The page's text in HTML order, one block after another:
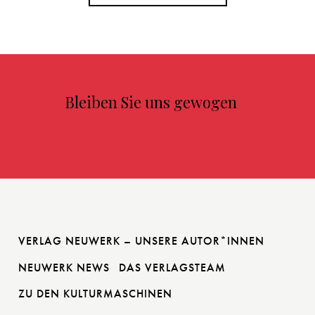
Bleiben Sie uns gewogen
VERLAG NEUWERK – UNSERE AUTOR*INNEN
NEUWERK NEWS
DAS VERLAGSTEAM
ZU DEN KULTURMASCHINEN